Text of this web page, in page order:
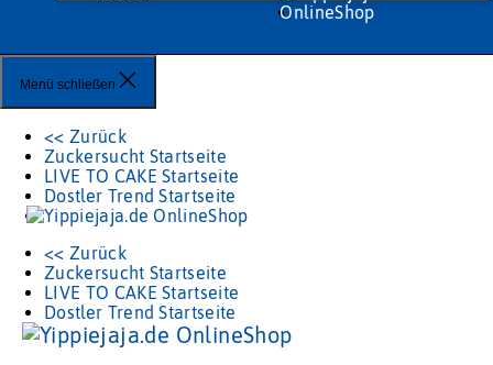
Menü schließen
<< Zurück
Zuckersucht Startseite
LIVE TO CAKE Startseite
Dostler Trend Startseite
<< Zurück
Zuckersucht Startseite
LIVE TO CAKE Startseite
Dostler Trend Startseite